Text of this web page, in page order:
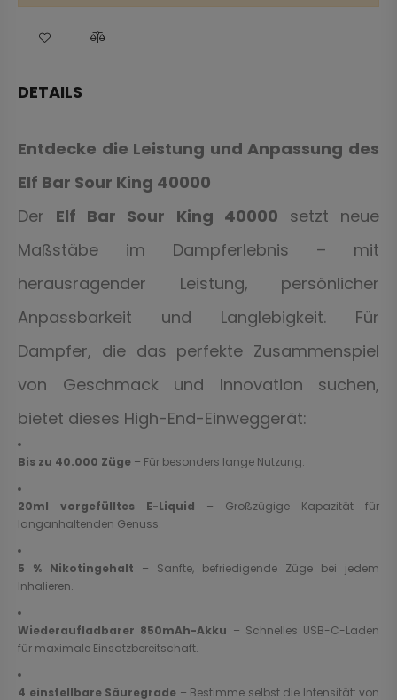
DETAILS
Entdecke die Leistung und Anpassung des
Elf Bar Sour King 40000
Der Elf Bar Sour King 40000 setzt neue
Maßstäbe im Dampferlebnis – mit
herausragender Leistung, persönlicher
Anpassbarkeit und Langlebigkeit. Für
Dampfer, die das perfekte Zusammenspiel
von Geschmack und Innovation suchen,
bietet dieses High-End-Einweggerät:
Bis zu 40.000 Züge – Für besonders lange Nutzung.
20ml vorgefülltes E-Liquid – Großzügige Kapazität für
langanhaltenden Genuss.
5 % Nikotingehalt – Sanfte, befriedigende Züge bei jedem
Inhalieren.
Wiederaufladbarer 850mAh-Akku – Schnelles USB-C-Laden
für maximale Einsatzbereitschaft.
4 einstellbare Säuregrade – Bestimme selbst die Intensität: von